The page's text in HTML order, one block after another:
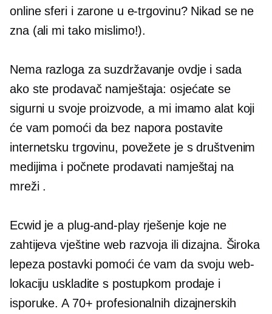
online sferi i zarone u e-trgovinu? Nikad se ne
zna (ali mi tako mislimo!).
Nema razloga za suzdržavanje ovdje i sada
ako ste prodavač namještaja: osjećate se
sigurni u svoje proizvode, a mi imamo alat koji
će vam pomoći da bez napora postavite
internetsku trgovinu, povežete je s društvenim
medijima i počnete prodavati namještaj na
mreži .
Ecwid je a plug-and-playrješenje koje ne
zahtijeva vještine web razvoja ili dizajna. Široka
lepeza postavki pomoći će vam da svoju web-
lokaciju uskladite s postupkom prodaje i
isporuke. A 70+ profesionalnih dizajnerskih